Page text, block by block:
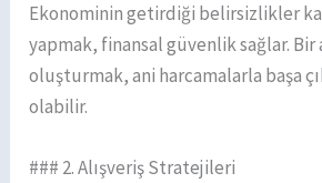
Ekonominin getirdiği belirsizlikler
yapmak, finansal güvenlik sağlar.
oluşturmak, ani harcamalarla başa
olabilir.
### 2. Alışveriş Stratejileri